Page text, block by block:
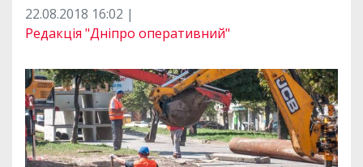
22.08.2018 16:02 |
Редакція "Дніпро оперативний"